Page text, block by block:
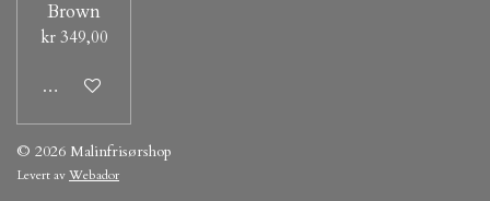
Brown
kr 349,00
Legg til handlevogn
© 2026 Malinfrisørshop
Levert avWebador